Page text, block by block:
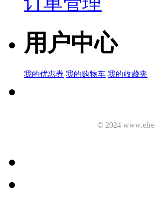
用户中心
我的优惠券 我的购物车 我的收藏夹
© 2024